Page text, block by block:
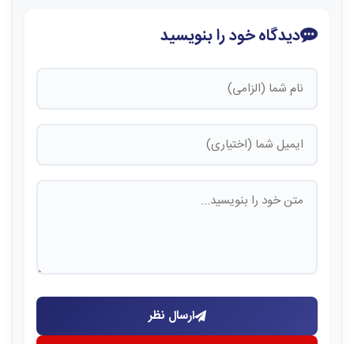
دیدگاه خود را بنویسید
ارسال نظر